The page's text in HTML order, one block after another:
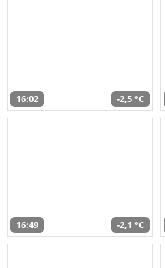
16:02 -2,5 °C
16:49 -2,1 °C